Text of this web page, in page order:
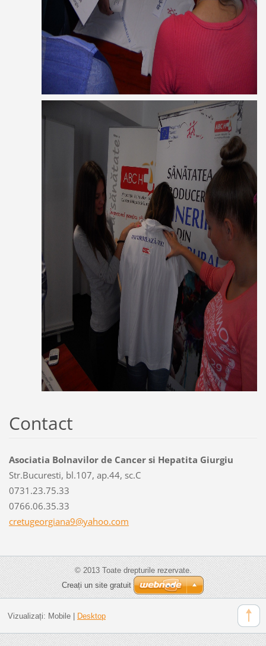
Contact
Asociatia Bolnavilor de Cancer si Hepatita Giurgiu
Str.Bucuresti, bl.107, ap.44, sc.C
0731.23.75.33
0766.06.35.33
cretugeorgiana9@yahoo.com
© 2013 Toate drepturile rezervate.
Creați un site gratuit
Vizualizați: Mobile| Desktop